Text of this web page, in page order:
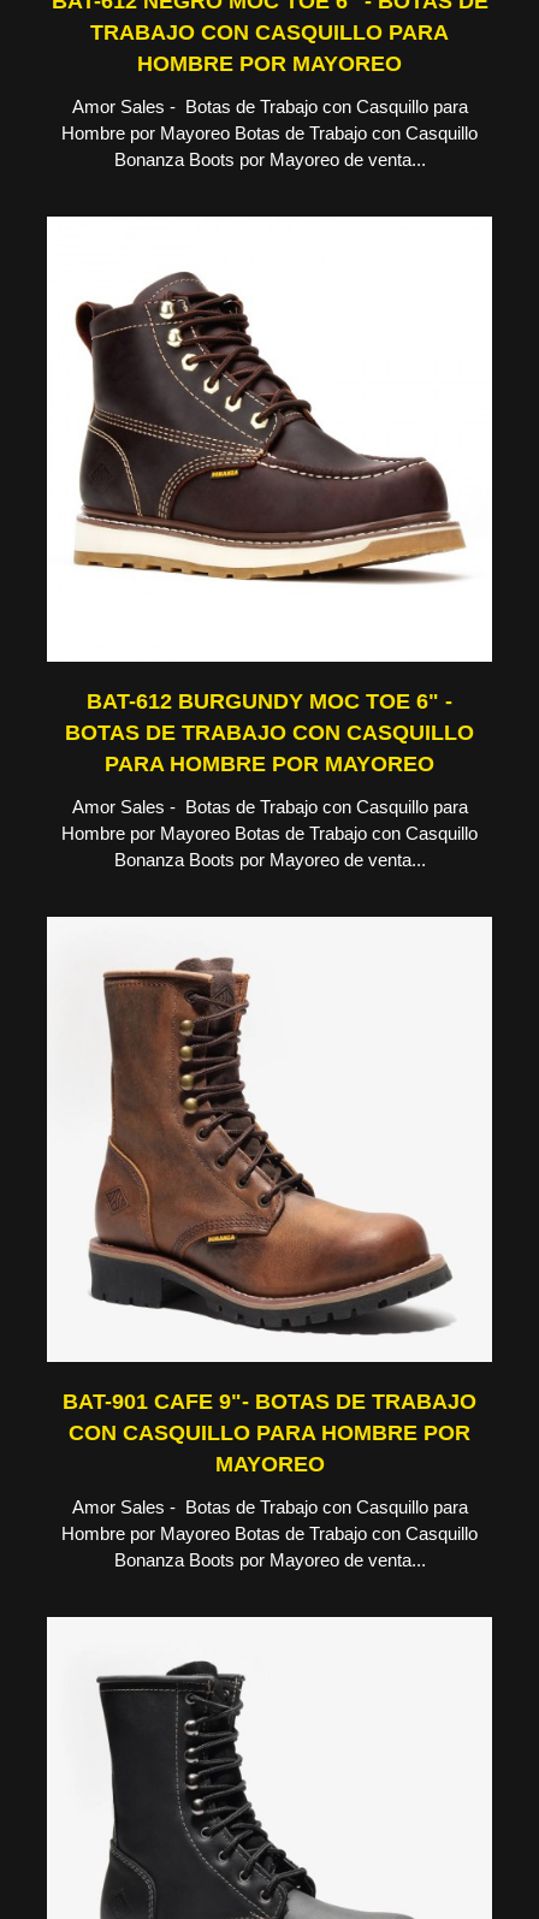
TRABAJO CON CASQUILLO PARA
HOMBRE POR MAYOREO
Amor Sales - Botas de Trabajo con Casquillo para
Hombre por Mayoreo Botas de Trabajo con Casquillo
Bonanza Boots por Mayoreo de venta...
BAT-612 BURGUNDY MOC TOE 6" -
BOTAS DE TRABAJO CON CASQUILLO
PARA HOMBRE POR MAYOREO
Amor Sales - Botas de Trabajo con Casquillo para
Hombre por Mayoreo Botas de Trabajo con Casquillo
Bonanza Boots por Mayoreo de venta...
BAT-901 CAFE 9"- BOTAS DE TRABAJO
CON CASQUILLO PARA HOMBRE POR
MAYOREO
Amor Sales - Botas de Trabajo con Casquillo para
Hombre por Mayoreo Botas de Trabajo con Casquillo
Bonanza Boots por Mayoreo de venta...